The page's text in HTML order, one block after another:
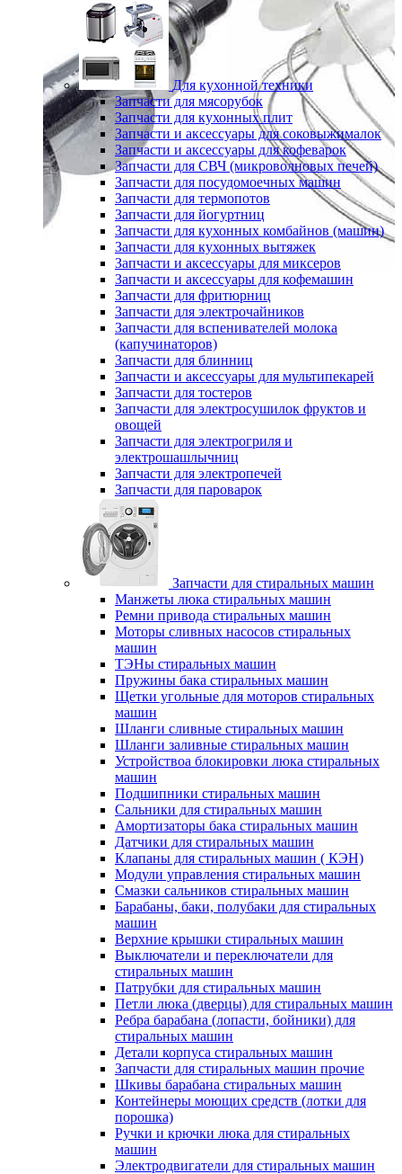
Для кухонной техники
Запчасти для мясорубок
Запчасти для кухонных плит
Запчасти и аксессуары для соковыжималок
Запчасти и аксессуары для кофеварок
Запчасти для СВЧ (микроволновых печей)
Запчасти для посудомоечных машин
Запчасти для термопотов
Запчасти для йогуртниц
Запчасти для кухонных комбайнов (машин)
Запчасти для кухонных вытяжек
Запчасти и аксессуары для миксеров
Запчасти и аксессуары для кофемашин
Запчасти для фритюрниц
Запчасти для электрочайников
Запчасти для вспенивателей молока
(капучинаторов)
Запчасти для блинниц
Запчасти и аксессуары для мультипекарей
Запчасти для тостеров
Запчасти для электросушилок фруктов и
овощей
Запчасти для электрогриля и
электрошашлычниц
Запчасти для электропечей
Запчасти для пароварок
Запчасти для стиральных машин
Манжеты люка стиральных машин
Ремни привода стиральных машин
Моторы сливных насосов стиральных
машин
ТЭНы стиральных машин
Пружины бака стиральных машин
Щетки угольные для моторов стиральных
машин
Шланги сливные стиральных машин
Шланги заливные стиральных машин
Устройствоа блокировки люка стиральных
машин
Подшипники стиральных машин
Сальники для стиральных машин
Амортизаторы бака стиральных машин
Датчики для стиральных машин
Клапаны для стиральных машин ( КЭН)
Модули управления стиральных машин
Смазки сальников стиральных машин
Барабаны, баки, полубаки для стиральных
машин
Верхние крышки стиральных машин
Выключатели и переключатели для
стиральных машин
Патрубки для стиральных машин
Петли люка (дверцы) для стиральных машин
Ребра барабана (лопасти, бойники) для
стиральных машин
Детали корпуса стиральных машин
Запчасти для стиральных машин прочие
Шкивы барабана стиральных машин
Контейнеры моющих средств (лотки для
порошка)
Ручки и крючки люка для стиральных
машин
Электродвигатели для стиральных машин